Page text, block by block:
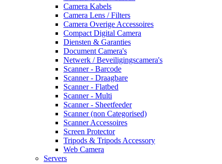
Camera Kabels
Camera Lens / Filters
Camera Overige Accessoires
Compact Digital Camera
Diensten & Garanties
Document Camera's
Netwerk / Beveiligingscamera's
Scanner - Barcode
Scanner - Draagbare
Scanner - Flatbed
Scanner - Multi
Scanner - Sheetfeeder
Scanner (non Categorised)
Scanner Accessoires
Screen Protector
Tripods & Tripods Accessory
Web Camera
Servers